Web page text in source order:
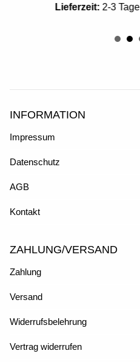
Lieferzeit: 2-3 Tage
INFORMATION
Impressum
Datenschutz
AGB
Kontakt
ZAHLUNG/VERSAND
Zahlung
Versand
Widerrufsbelehrung
Vertrag widerrufen